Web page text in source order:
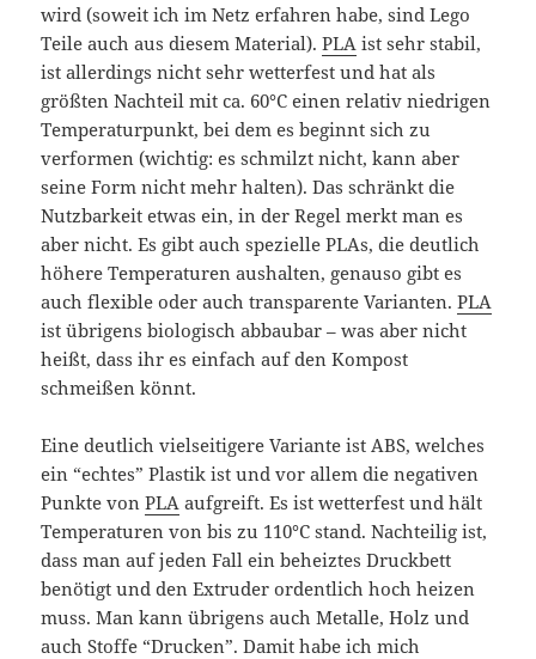
wird (soweit ich im Netz erfahren habe, sind Lego
Teile auch aus diesem Material).PLA ist sehr stabil,
ist allerdings nicht sehr wetterfest und hat als
größten Nachteil mit ca. 60°C einen relativ niedrigen
Temperaturpunkt, bei dem es beginnt sich zu
verformen (wichtig: es schmilzt nicht, kann aber
seine Form nicht mehr halten). Das schränkt die
Nutzbarkeit etwas ein, in der Regel merkt man es
aber nicht. Es gibt auch spezielle PLAs, die deutlich
höhere Temperaturen aushalten, genauso gibt es
auch flexible oder auch transparente Varianten.PLA
ist übrigens biologisch abbaubar – was aber nicht
heißt, dass ihr es einfach auf den Kompost
schmeißen könnt.
Eine deutlich vielseitigere Variante ist ABS, welches
ein “echtes” Plastik ist und vor allem die negativen
Punkte vonPLA aufgreift. Es ist wetterfest und hält
Temperaturen von bis zu 110°C stand. Nachteilig ist,
dass man auf jeden Fall ein beheiztes Druckbett
benötigt und den Extruder ordentlich hoch heizen
muss. Man kann übrigens auch Metalle, Holz und
auch Stoffe “Drucken”. Damit habe ich mich